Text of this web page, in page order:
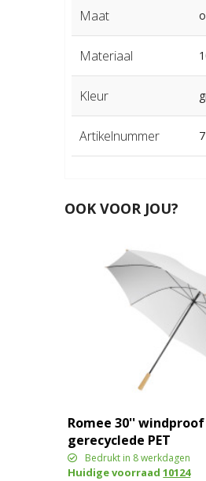
Maat
Materiaal
Kleur
Artikelnummer
OOK VOOR JOU?
Romee 30'' windproof
gerecyclede PET
golfparaplu
Bedrukt in 8 werkdagen
Huidige voorraad10124